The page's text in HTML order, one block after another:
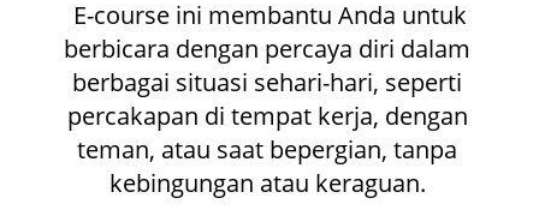
berbicara dengan percaya diri dalam
berbagai situasi sehari-hari, seperti
percakapan di tempat kerja, dengan
teman, atau saat bepergian, tanpa
kebingungan atau keraguan.